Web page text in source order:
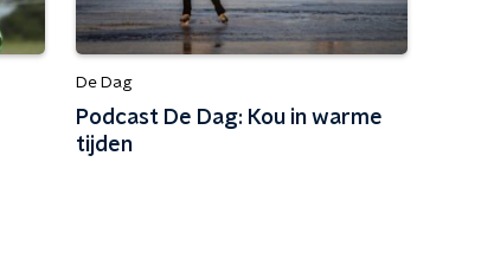
De Dag
Podcast De Dag: Kou in warme
tijden